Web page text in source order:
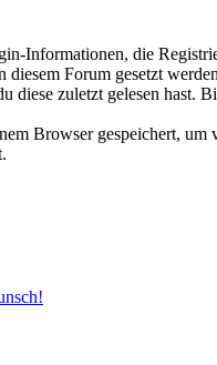
Informationen, die
Forum gesetzt
diese zuletzt gelesen hast.
Browser gespeichert,